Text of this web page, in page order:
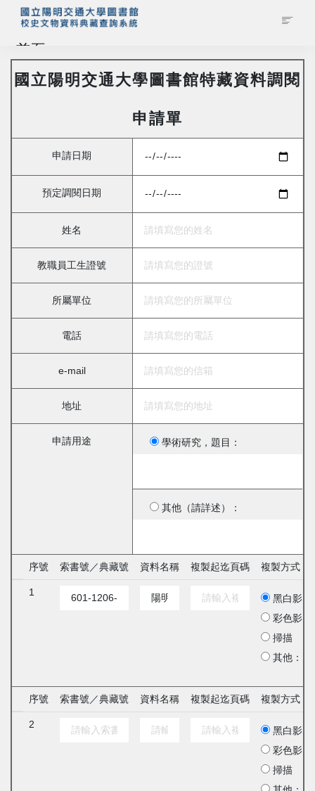
首頁
藏品查詢
管理者登入
國立陽明交通大學圖書館特藏資料調閱
申請單
申請日期
預定調閱日期
姓名
教職員工生證號
所屬單位
電話
e-mail
地址
申請用途 學術研究，題目：
其他（請詳述）：
序號 索書號／典藏號 資料名稱 複製起迄頁碼 複製方式
1
黑白影印
彩色影印
掃描
其他：
序號 索書號／典藏號 資料名稱 複製起迄頁碼 複製方式
2
黑白影印
彩色影印
掃描